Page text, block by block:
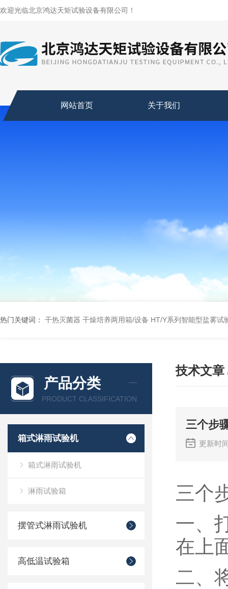
欢迎光临北京鸿达天矩试验设备有限公司！
网站首页 关于我们
热门关键词： 干热灭菌器 干燥培养两用箱/设备 HT/Y系列智能型盐雾试
产品分类
PRODUCT CLASSIFICATION
箱式淋雨试验机
箱式淋雨试验机
淋雨试验箱
摆管式淋雨试验机
高低温试验箱
技术文章
三个步
更新时
三个
一、
在上
二、